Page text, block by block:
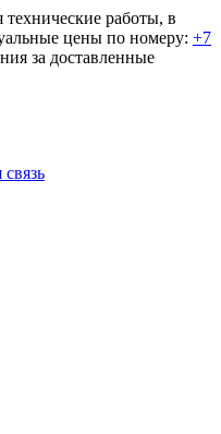
работы, в
цены по номеру: +7
за доставленные